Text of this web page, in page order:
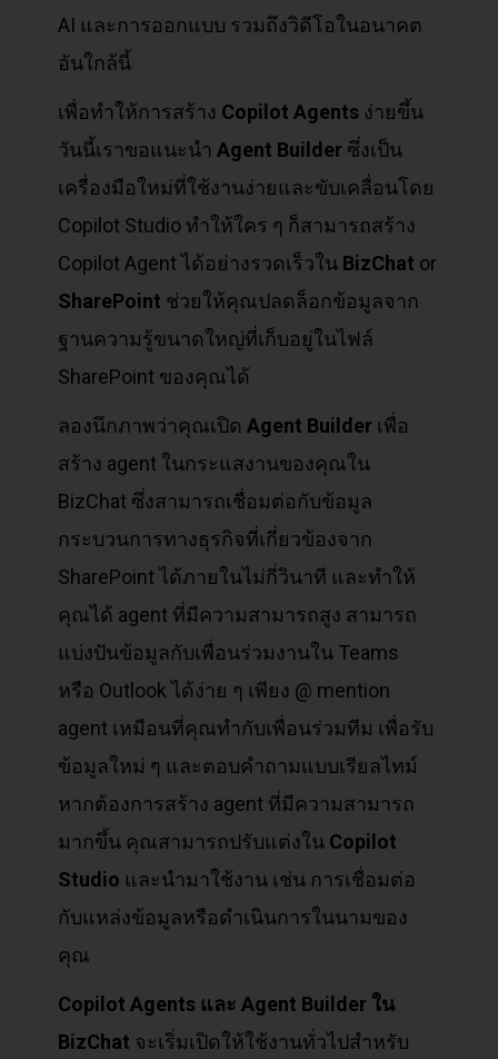
AI และการออกแบบ รวมถึงวิดีโอในอนาคต
อันใกล้นี้
เพื่อทำให้การสร้าง Copilot Agents ง่ายขึ้น
วันนี้เราขอแนะนำAgent Builder ซึ่งเป็น
เครื่องมือใหม่ที่ใช้งานง่ายและขับเคลื่อนโดย
Copilot Studio ทำให้ใคร ๆ ก็สามารถสร้าง
Copilot Agent ได้อย่างรวดเร็วใน BizChat or
SharePoint ช่วยให้คุณปลดล็อกข้อมูลจาก
ฐานความรู้ขนาดใหญ่ที่เก็บอยู่ในไฟล์
SharePoint ของคุณได้
ลองนึกภาพว่าคุณเปิดAgent Builder เพื่อ
สร้าง agent ในกระแสงานของคุณใน
BizChat ซึ่งสามารถเชื่อมต่อกับข้อมูล
กระบวนการทางธุรกิจที่เกี่ยวข้องจาก
SharePoint ได้ภายในไม่กี่วินาที และทำให้
คุณได้ agent ที่มีความสามารถสูง สามารถ
แบ่งปันข้อมูลกับเพื่อนร่วมงานใน Teams
หรือ Outlook ได้ง่าย ๆ เพียง @ mention
agent เหมือนที่คุณทำกับเพื่อนร่วมทีม เพื่อรับ
ข้อมูลใหม่ ๆ และตอบคำถามแบบเรียลไทม์
หากต้องการสร้าง agent ที่มีความสามารถ
มากขึ้น คุณสามารถปรับแต่งใน Copilot
Studio และนำมาใช้งาน เช่น การเชื่อมต่อ
กับแหล่งข้อมูลหรือดำเนินการในนามของ
คุณ
Copilot Agents และ Agent Builder ใน
BizChat จะเริ่มเปิดให้ใช้งานทั่วไปสำหรับ